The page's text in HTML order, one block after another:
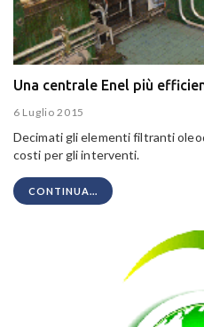
Una centrale Enel più
6 Luglio 2015
Decimati gli elementi filtranti
costi per gli interventi.
CONTINUA...